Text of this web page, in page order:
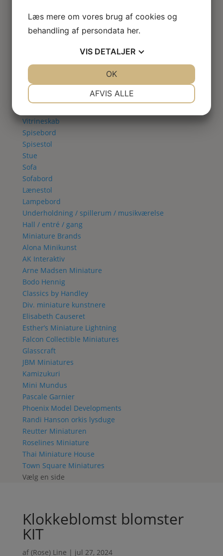
Bibliotek / kontor / arbejdsværelse
Børneværelse
Soveværelse
Natbord
Klædeskab
Vitrineskab
Spisebord
Spisestol
Stue
Sofa
Sofabord
Lænestol
Lampebord
Underholdning / spillerum / musikværelse
Hall / entré / gang
Miniature Brands
Alona Minikunst
AK Interaktiv
Arne Madsen Miniature
Bodo Hennig
Classics by Handley
Div. miniature kunstnere
Elisabeth Causeret
Esther’s Miniature Lightning
Falcon Collectible Miniatures
Glasscraft
JBM Miniatures
Kamizukuri
Mini Mundus
Pascale Garnier
Phoenix Model Developments
Randi Hanson orkis lysduge
Reutter Miniaturen
Roselines Miniature
Thai Miniature House
Town Square Miniatures
Vælg en side
Klokkeblomst blomster
KIT
af (Rose) Line | jul 27, 2024
Læs mere om vores brug af cookies og
behandling af persondata her.
VIS DETALJER
MARKETING
AFVIS ALLE
OK